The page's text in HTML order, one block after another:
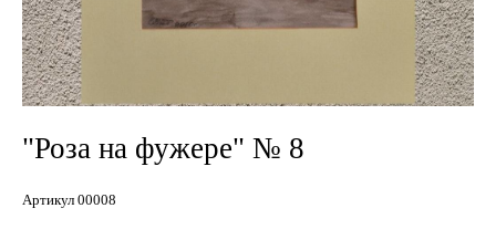
"Роза на фужере" № 8
Артикул 00008